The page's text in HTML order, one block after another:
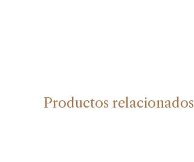
Productos relacionados